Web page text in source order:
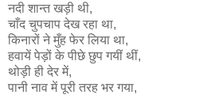
नदी शान्त खड़ी थी,
चाँद चुपचाप देख रहा था,
किनारों ने मुँह फेर लिया था,
हवायें पेड़ों के पीछे छुप गयीं थीं,
थोड़ी ही देर में,
पानी नाव में पूरी तरह भर गया,